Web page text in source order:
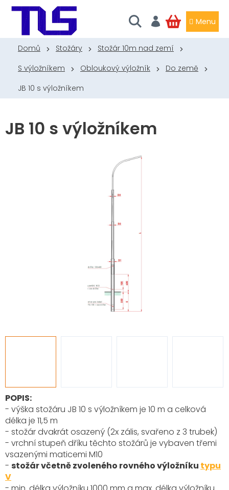
Přejít
NÁKUPNÍ
KOŠÍK
Domů Stožáry
Stožár 10m nad zemí
S výložníkem
Obloukový výložník
Do země
JB 10 s výložníkem
JB 10 s výložníkem
POPIS:
- výška stožáru JB 10 s výložníkem je 10 m a celková
délka je 11,5 m
- stožár dvakrát osazený (2x zális, svařeno z 3 trubek)
- vrchní stupeň dříku těchto stožárů je vybaven třemi
vsazenými maticemi M10
- stožár včetně zvoleného rovného výložníku typu
V